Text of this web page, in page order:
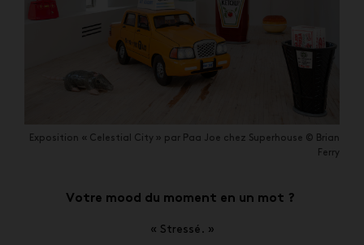
Exposition « Celestial City » par Paa Joe chez Superhouse © Brian
Ferry
Votre mood du moment en un mot ?
« Stressé. »